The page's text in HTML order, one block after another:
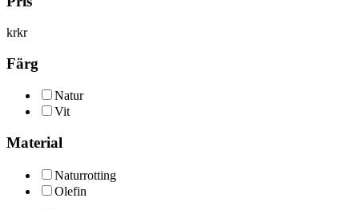
krkr
Färg
Natur
Vit
Material
Naturrotting
Olefin